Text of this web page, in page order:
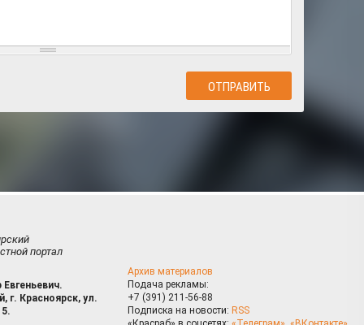
портал
г. Красноярск, ул.
Архив материалов
Подача рекламы:
+7 (391) 211-56-88
Подписка на новости: RSS